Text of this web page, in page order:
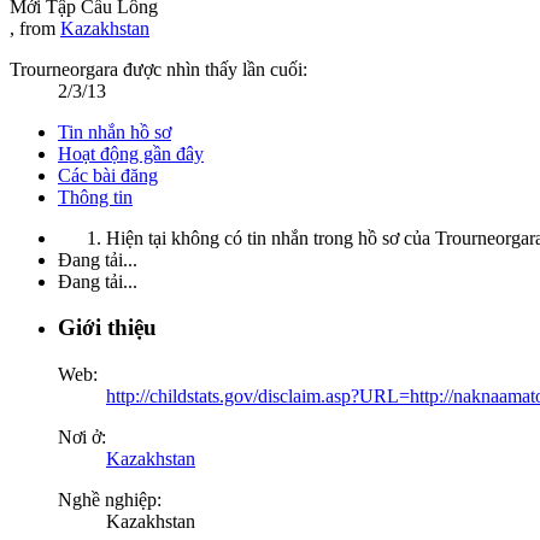
Mới Tập Cầu Lông
, from Kazakhstan
Trourneorgara được nhìn thấy lần cuối:
2/3/13
Tin nhắn hồ sơ
Hoạt động gần đây
Các bài đăng
Thông tin
Hiện tại không có tin nhắn trong hồ sơ của
Đang tải...
Đang tải...
Giới thiệu
Web:
http://childstats.gov/disclaim.asp?URL=http://
Nơi ở:
Kazakhstan
Nghề nghiệp:
Kazakhstan